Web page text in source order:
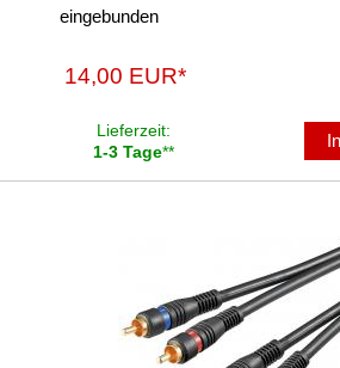
eingebunden
14,00 EUR*
Lieferzeit:
1-3 Tage**